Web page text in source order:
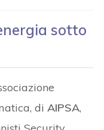
sotto
diAIPSA,